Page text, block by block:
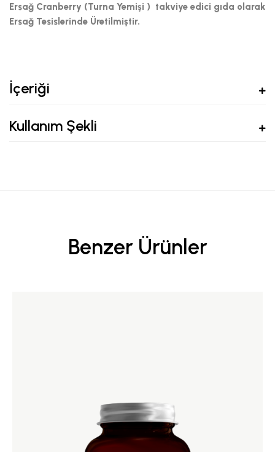
Ersağ Cranberry (Turna Yemişi ) takviye edici gıda olarak
Ersağ Tesislerinde Üretilmiştir.
İçeriği
Kullanım Şekli
Benzer Ürünler